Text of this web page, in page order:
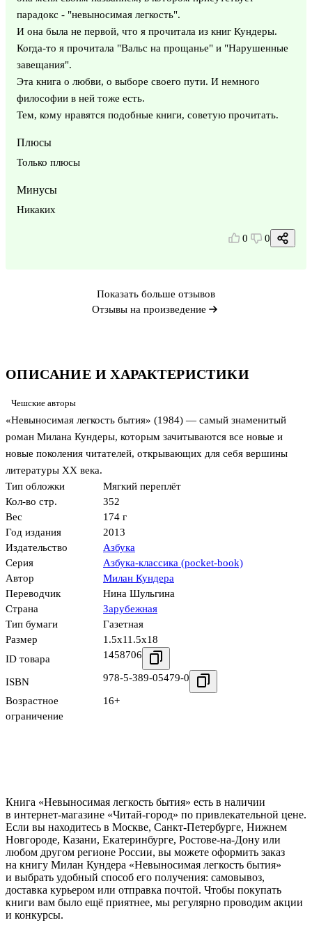
ОПИСАНИЕ И ХАРАКТЕРИСТИКИ
Чешские авторы
«Невыносимая легкость бытия» (1984) — самый знаменитый
роман Милана Кундеры, которым зачитываются все новые и
новые поколения читателей, открывающих для себя вершины
литературы XX века.
Тип обложки
Мягкий переплёт
Кол-во стр.
352
Вес
174 г
Год издания
2013
Издательство
Азбука
Серия
Азбука-классика (pocket-book)
Автор
Милан Кундера
Переводчик
Нина Шульгина
Страна
Зарубежная
Тип бумаги
Газетная
Размер
1.5x11.5x18
ID товара
1458706
ISBN 978-5-389-05479-0
Возрастное
ограничение
16+
парадокс - "невыносимая легкость".
И она была не первой, что я прочитала из книг Кундеры.
Когда-то я прочитала "Вальс на прощанье" и "Нарушенные
завещания".
Эта книга о любви, о выборе своего пути. И немного
философии в ней тоже есть.
Тем, кому нравятся подобные книги, советую прочитать.
Плюсы
Только плюсы
Минусы
Никаких
0 0
Показать больше отзывов
Отзывы на произведение
Книга «Невыносимая легкость бытия» есть в наличии
в интернет-магазине «Читай-город» по привлекательной цене.
Если вы находитесь в Москве, Санкт-Петербурге, Нижнем
Новгороде, Казани, Екатеринбурге, Ростове-на-Дону или
любом другом регионе России, вы можете оформить заказ
на книгу Милан Кундера «Невыносимая легкость бытия»
и выбрать удобный способ его получения: самовывоз,
доставка курьером или отправка почтой. Чтобы покупать
книги вам было ещё приятнее, мы регулярно проводим акции
и конкурсы.